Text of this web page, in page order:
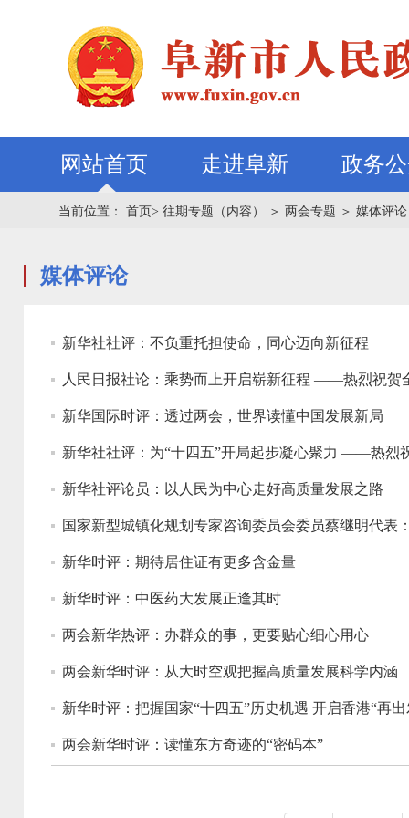
网站首页 走进阜新 政务
当前位置： 首页> 往期专题（内容） ＞ 两会专题 ＞ 媒体评论
媒体评论
新华社社评：不负重托担使命，同心迈向新征程
人民日报社论：乘势而上开启崭新征程 ——热烈祝贺
新华国际时评：透过两会，世界读懂中国发展新局
新华社社评：为“十四五”开局起步凝心聚力 ——热烈
新华社评论员：以人民为中心走好高质量发展之路
国家新型城镇化规划专家咨询委员会委员蔡继明代表
新华时评：期待居住证有更多含金量
新华时评：中医药大发展正逢其时
两会新华热评：办群众的事，更要贴心细心用心
两会新华时评：从大时空观把握高质量发展科学内涵
新华时评：把握国家“十四五”历史机遇 开启香港“再
两会新华时评：读懂东方奇迹的“密码本”